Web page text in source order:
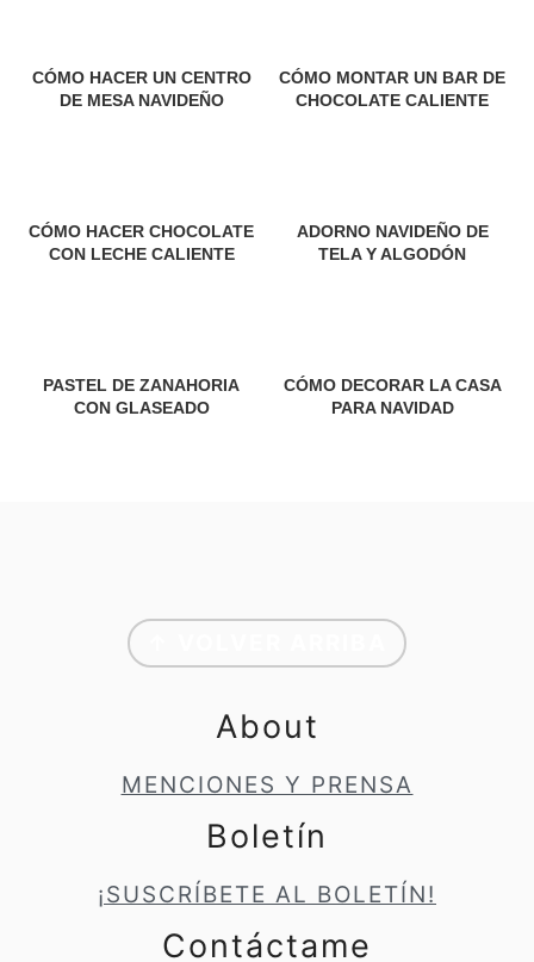
CÓMO HACER UN CENTRO
DE MESA NAVIDEÑO
CÓMO MONTAR UN BAR DE
CHOCOLATE CALIENTE
CÓMO HACER CHOCOLATE
CON LECHE CALIENTE
ADORNO NAVIDEÑO DE
TELA Y ALGODÓN
PASTEL DE ZANAHORIA
CON GLASEADO
CÓMO DECORAR LA CASA
PARA NAVIDAD
About
MENCIONES Y PRENSA
Boletín
¡SUSCRÍBETE AL BOLETÍN!
Contáctame